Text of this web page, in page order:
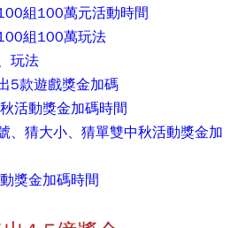
組100萬元活動時間
組100萬玩法
玩法
5款遊戲獎金加碼
活動獎金加碼時間
、猜大小、猜單雙中秋活動獎金加
獎金加碼時間